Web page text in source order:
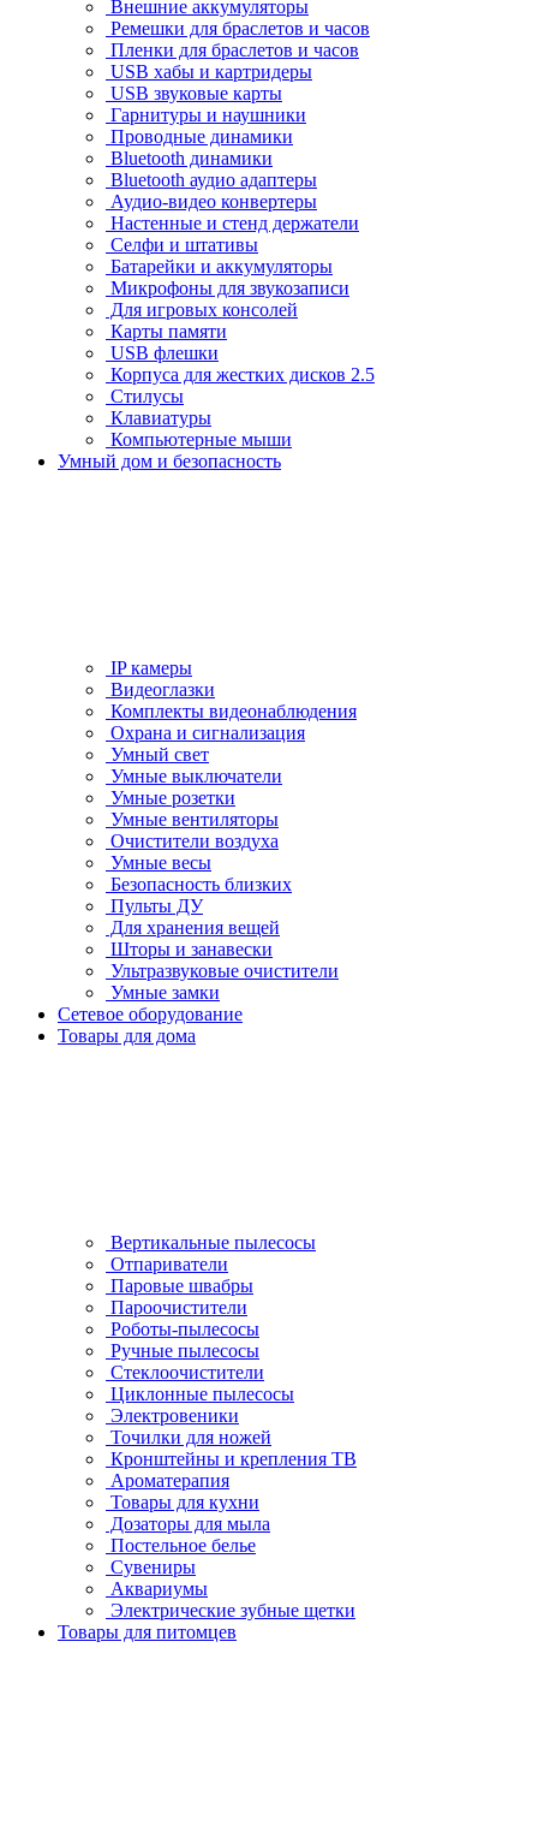
Внешние аккумуляторы
Ремешки для браслетов и часов
Пленки для браслетов и часов
USB хабы и картридеры
USB звуковые карты
Гарнитуры и наушники
Проводные динамики
Bluetooth динамики
Bluetooth аудио адаптеры
Аудио-видео конвертеры
Настенные и стенд держатели
Селфи и штативы
Батарейки и аккумуляторы
Микрофоны для звукозаписи
Для игровых консолей
Карты памяти
USB флешки
Корпуса для жестких дисков 2.5
Стилусы
Клавиатуры
Компьютерные мыши
Умный дом и безопасность
IP камеры
Видеоглазки
Комплекты видеонаблюдения
Охрана и сигнализация
Умный свет
Умные выключатели
Умные розетки
Умные вентиляторы
Очистители воздуха
Умные весы
Безопасность близких
Пульты ДУ
Для хранения вещей
Шторы и занавески
Ультразвуковые очистители
Умные замки
Сетевое оборудование
Товары для дома
Вертикальные пылесосы
Отпариватели
Паровые швабры
Пароочистители
Роботы-пылесосы
Ручные пылесосы
Стеклоочистители
Циклонные пылесосы
Электровеники
Точилки для ножей
Кронштейны и крепления ТВ
Ароматерапия
Товары для кухни
Дозаторы для мыла
Постельное белье
Сувениры
Аквариумы
Электрические зубные щетки
Товары для питомцев